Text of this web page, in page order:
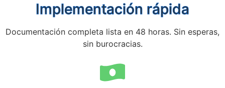
Implementación rápida
Documentación completa lista en 48 horas. Sin esperas,
sin burocracias.